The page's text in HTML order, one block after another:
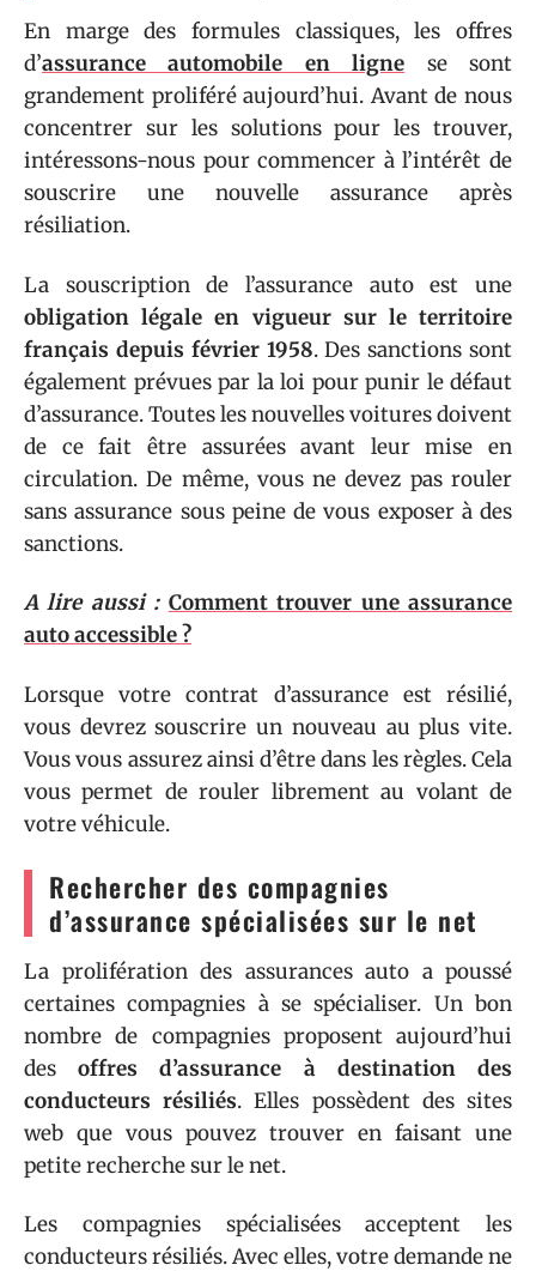
En marge des formules classiques, les offres
d’assurance automobile en ligne se sont
grandement proliféré aujourd’hui. Avant de nous
concentrer sur les solutions pour les trouver,
intéressons-nous pour commencer à l’intérêt de
souscrire une nouvelle assurance après
résiliation.
La souscription de l’assurance auto est une
obligation légale en vigueur sur le territoire
français depuis février 1958. Des sanctions sont
également prévues par la loi pour punir le défaut
d’assurance. Toutes les nouvelles voitures doivent
de ce fait être assurées avant leur mise en
circulation. De même, vous ne devez pas rouler
sans assurance sous peine de vous exposer à des
sanctions.
A lire aussi : Comment trouver une assurance
auto accessible ?
Lorsque votre contrat d’assurance est résilié,
vous devrez souscrire un nouveau au plus vite.
Vous vous assurez ainsi d’être dans les règles. Cela
vous permet de rouler librement au volant de
votre véhicule.
Rechercher des compagnies
d’assurance spécialisées sur le net
La prolifération des assurances auto a poussé
certaines compagnies à se spécialiser. Un bon
nombre de compagnies proposent aujourd’hui
desoffres d’assurance à destination des
conducteurs résiliés. Elles possèdent des sites
web que vous pouvez trouver en faisant une
petite recherche sur le net.
Les compagnies spécialisées acceptent les
conducteurs résiliés. Avec elles, votre demande ne